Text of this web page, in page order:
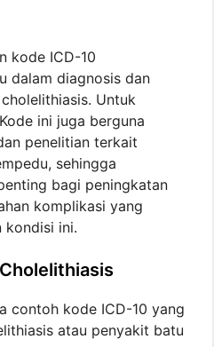
kode ICD-10
dalam diagnosis dan
Untuk
ini juga berguna
penelitian terkait
sehingga
bagi peningkatan
komplikasi yang
kondisi ini.
contoh kode ICD-10 yang
atau penyakit batu